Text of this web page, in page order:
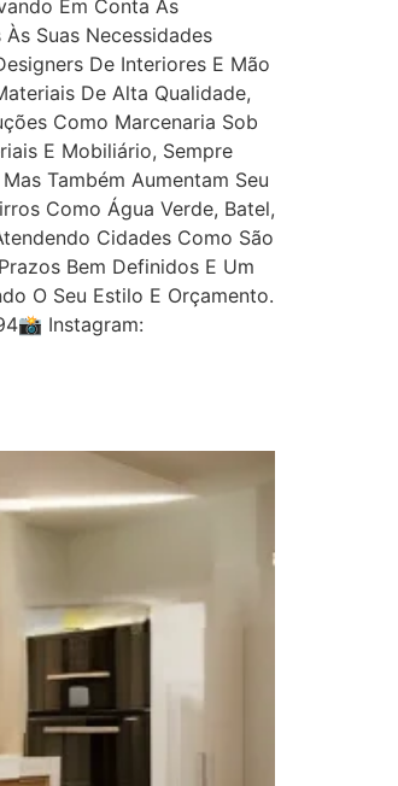
Em Conta As
Suas Necessidades
De Interiores E Mão
De Alta Qualidade,
Como Marcenaria Sob
E Mobiliário, Sempre
Também Aumentam Seu
Como Água Verde, Batel,
Cidades Como São
Bem Definidos E Um
O Seu Estilo E Orçamento.
Instagram: